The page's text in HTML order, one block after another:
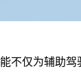
不仅为辅助驾